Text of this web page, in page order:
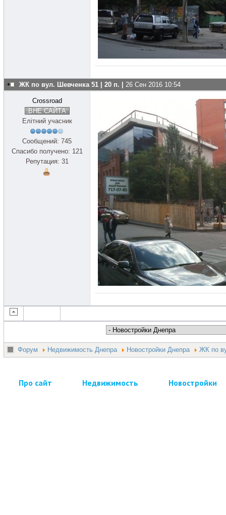
ЖК по вул. Шевченка 51 | 20 п. | 26 Сен 2016 10:54
Crossroad
ВНЕ САЙТА
Елітний учасник
Сообщений: 745
Спасибо получено: 121
Репутация: 31
Форум Недвижимость Днепра Новостройки Днепра ЖК по
Про сайт Недвижимость Новостройки